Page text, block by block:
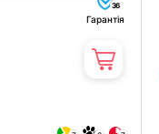
36
Гарантія